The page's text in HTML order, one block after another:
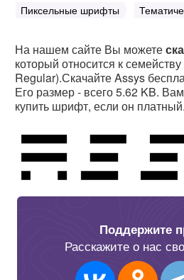
Пиксельные шрифты
На нашем сайте Вы можете
который относится к
Regular).Скачайте Assys
Его размер - всего 5.62 KB.
купить шрифт, если он платный.
Поддержите
Расскажите о нас